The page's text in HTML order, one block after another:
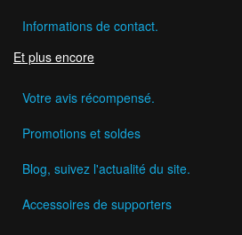
Informations de contact.
Et plus encore
Votre avis récompensé.
Promotions et soldes
Blog, suivez l'actualité du site.
Accessoires de supporters